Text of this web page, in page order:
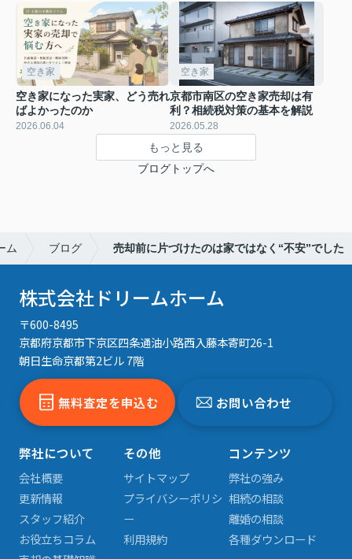
空き家
空き家になった実家、どう売れ
ばよかったのか
2026.06.04
空き家
京都市南区の空き家売却は有
利？相続税対策の基本を解説
2026.05.28
もっと見る
ブログトップへ
ム ブログ 売却前に片づけたのは家ではなく“不安”でした
株式会社ドリームホーム
〒600-8495
京都府京都市下京区四条通油小路西入藤本寄町26-1
朝日生命京都第2ビル 7階
無料査定を申込む お問い合わせ
弊社について
会社概要
更新情報
スタッフ紹介
お役立ちコラム
その他
サイトマップ
プライバシーポリシ
ー
利用規約
コンテンツ
弊社の強み
相続の相談
離婚の相談
各種ダウンロード